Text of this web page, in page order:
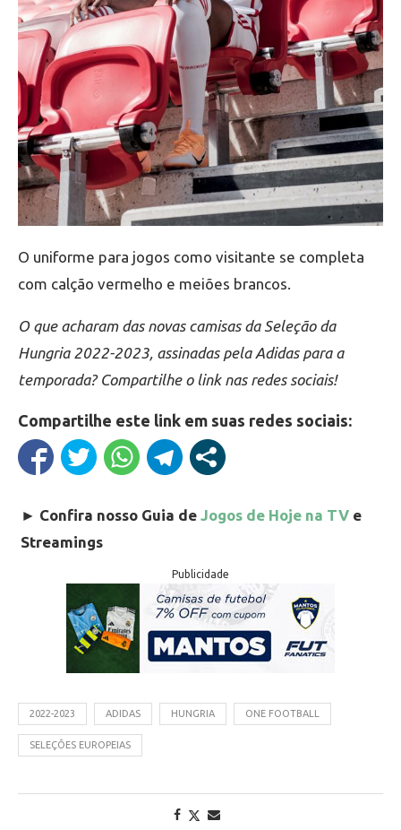
O uniforme para jogos como visitante se completa
com calção vermelho e meiões brancos.
O que acharam das novas camisas da Seleção da
Hungria 2022-2023, assinadas pela Adidas para a
temporada? Compartilhe o link nas redes sociais!
Compartilhe este link em suas redes sociais:
► Confira nosso Guia de Jogos de Hoje na TV e
Streamings
Publicidade
2022-2023 ADIDAS HUNGRIA ONE FOOTBALL
SELEÇÕES EUROPEIAS